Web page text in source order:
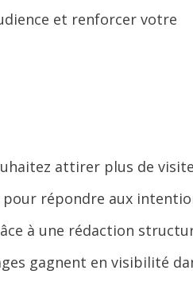
et renforcer votre
attirer plus de
pour répondre aux
à une rédaction
gagnent en visibilité